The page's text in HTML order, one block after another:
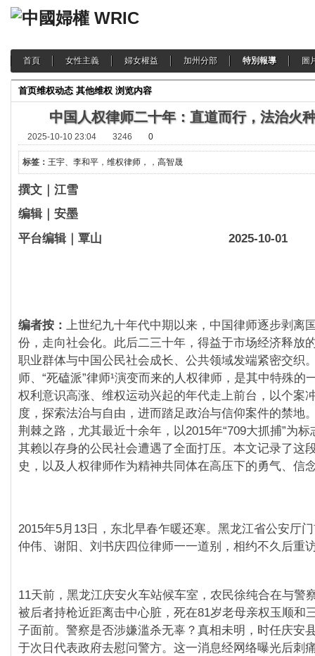
首頁 女性主義 婦女權益 加州分部 特別報導 圖
首页维权动态 其他维权 浏览内容
中国人权律师二十年：直道而行，法治火
2025-10-10 23:04 3246 0
标签： 王宇、李和平 ， 维权律师， ， 高智晟
撰文｜江雪
编辑｜安墨
平台编辑｜覃山 2025-10-01
编者按： 上世纪九十年代中期以来，中国律师逐步剥离
份，走向社会化。此后二三十年，得益于市场经济释放
职业群体与中国公民社会成长、公共领域发端紧密交织
师、“死磕派”律师¹演变而来的人权律师，是其中特殊的
权利意识高涨、维权运动兴起的年代走上前台，以个案
度，探索法治与自由，进而踏足政治与信仰案件的禁地
荆棘之路，尤其最近十余年，以2015年“709大抓捕”为
其赖以存身的公民社会遭遇了全面打压。本文记录了这
史，以及人权律师作为精神共同体在高压下的勇气、信
2015年5月13日，东北早春乍暖还寒。黑龙江省公安厅
仲伟、谢阳、刘书庆四位律师一一道别，相约不久后重
11天前，黑龙江庆安火车站候车室，农民徐纯合在与警
被后者持枪近距离击中心脏，死在81岁老母亲权玉顺和
子面前。警察是否涉嫌滥杀无辜？真相未明，时任庆安
于次日代表政府去慰问警方。这一消息经网络曝光后刺